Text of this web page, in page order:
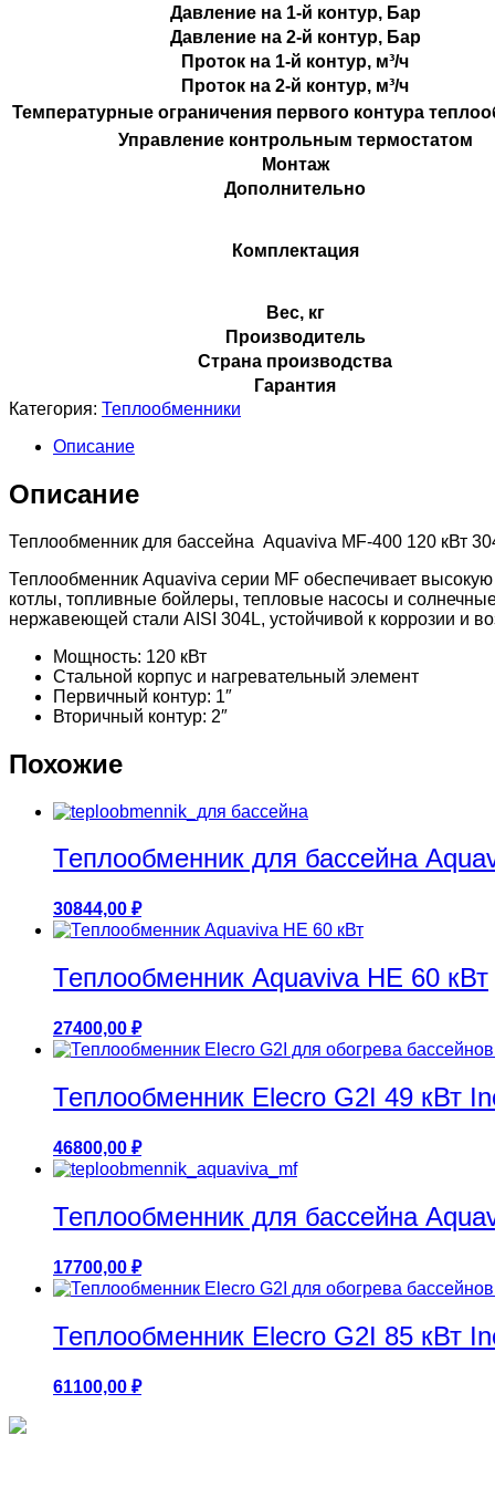
Давление на 1-й контур, Бар
Давление на 2-й контур, Бар
Проток на 1-й контур, м³/ч
Проток на 2-й контур, м³/ч
Температурные ограничения первого контура
Управление контрольным термостатом
Монтаж
Дополнительно
Комплектация
Вес, кг
Производитель
Страна производства
Гарантия
Категория: Теплообменники
Описание
Описание
Теплообменник для бассейна Aquaviva MF-400 120 кВт
Теплообменник Aquaviva серии MF обеспечивает
котлы, топливные бойлеры, тепловые насосы и
нержавеющей стали AISI 304L, устойчивой к коррозии и
Мощность: 120 кВт
Стальной корпус и нагревательный элемент
Первичный контур: 1″
Вторичный контур: 2″
Похожие
Теплообменник для бассейна
30844,00 ₽
Теплообменник Aquaviva HE 60 кВт
27400,00 ₽
Теплообменник Elecro G2I 49 кВт
46800,00 ₽
Теплообменник для бассейна
17700,00 ₽
Теплообменник Elecro G2I 85 кВт
61100,00 ₽